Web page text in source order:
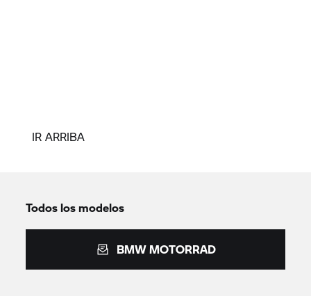
IR ARRIBA
Todos los modelos
BMW MOTORRAD